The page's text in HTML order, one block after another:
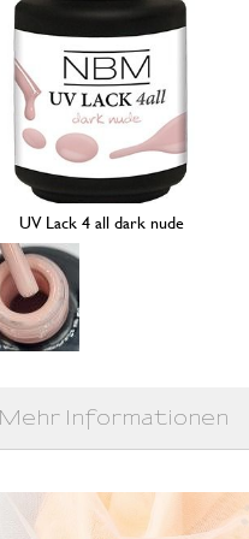
UV Lack 4 all dark nude
Mehr Informationen